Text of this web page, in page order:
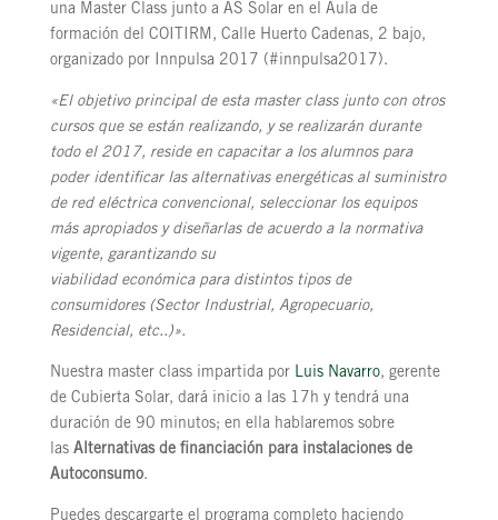
una Master Class junto a AS Solar en el Aula de
formación del COITIRM, Calle Huerto Cadenas, 2 bajo,
organizado por Innpulsa 2017 (#innpulsa2017).
«El objetivo principal de esta master class junto con otros
cursos que se están realizando, y se realizarán durante
todo el 2017, reside en capacitar a los alumnos para
poder identificar las alternativas energéticas al suministro
de red eléctrica convencional, seleccionar los equipos
más apropiados y diseñarlas de acuerdo a la normativa
vigente, garantizando su
viabilidad económica para distintos tipos de
consumidores (Sector Industrial, Agropecuario,
Residencial, etc..)».
Nuestra master class impartida por Luis Navarro, gerente
de Cubierta Solar, dará inicio a las 17h y tendrá una
duración de 90 minutos; en ella hablaremos sobre
las Alternativas de financiación para instalaciones de
Autoconsumo.
Puedes descargarte el programa completo haciendo